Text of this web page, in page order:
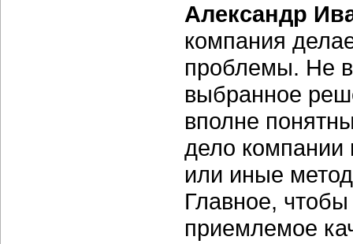
Александр
компания
проблемы. Не
выбранное
вполне
дело компании
или иные
Главное,
приемлемое